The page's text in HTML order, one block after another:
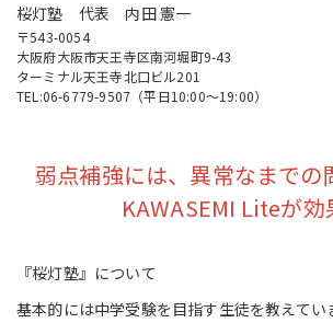
桜灯塾 代表 内田 憲一
〒543-0054
大阪府大阪市天王寺区南河堀町9-43
ターミナル天王寺北口ビル201
TEL:06-6779-9507（平日10:00～19:00）
弱点補強には、異常なまでの
KAWASEMI Liteが効
『桜灯塾』について
基本的には中学受験を目指す生徒を教えて